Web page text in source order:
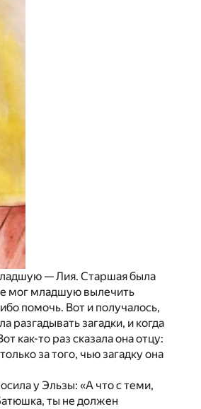
— Лия. Старшая была
мог младшую вылечить
помочь. Вот и получалось,
разгадывать загадки, и когда
как-то раз сказала она отцу:
за того, чью загадку она
у Эльзы: «А что с теми,
ты не должен